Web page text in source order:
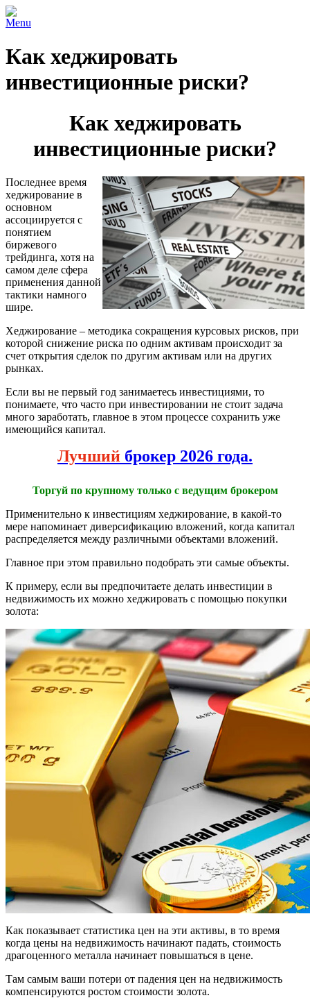
Menu
Как хеджировать
инвестиционные риски?
Как хеджировать
инвестиционные риски?
Последнее время
хеджирование в
основном
ассоциируется с
понятием
биржевого
трейдинга, хотя на
самом деле сфера
применения данной
тактики намного
шире.
Хеджирование – методика сокращения курсовых рисков, при
которой снижение риска по одним активам происходит за
счет открытия сделок по другим активам или на других
рынках.
Если вы не первый год занимаетесь инвестициями, то
понимаете, что часто при инвестировании не стоит задача
много заработать, главное в этом процессе сохранить уже
имеющийся капитал.
Лучший брокер 2026 года.
Торгуй по крупному только с ведущим брокером
Применительно к инвестициям хеджирование, в какой-то
мере напоминает диверсификацию вложений, когда капитал
распределяется между различными объектами вложений.
Главное при этом правильно подобрать эти самые объекты.
К примеру, если вы предпочитаете делать инвестиции в
недвижимость их можно хеджировать с помощью покупки
золота:
Как показывает статистика цен на эти активы, в то время
когда цены на недвижимость начинают падать, стоимость
драгоценного металла начинает повышаться в цене.
Там самым ваши потери от падения цен на недвижимость
компенсируются ростом стоимости золота.